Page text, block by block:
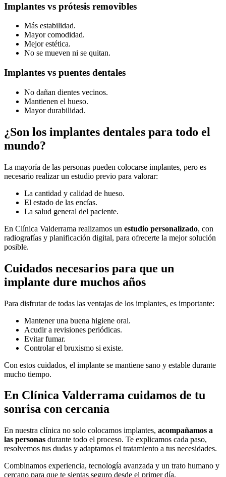
Implantes vs prótesis removibles
Más estabilidad.
Mayor comodidad.
Mejor estética.
No se mueven ni se quitan.
Implantes vs puentes dentales
No dañan dientes vecinos.
Mantienen el hueso.
Mayor durabilidad.
¿Son los implantes dentales para todo el
mundo?
La mayoría de las personas pueden colocarse implantes, pero es
necesario realizar un estudio previo para valorar:
La cantidad y calidad de hueso.
El estado de las encías.
La salud general del paciente.
En Clínica Valderrama realizamos un estudio personalizado, con
radiografías y planificación digital, para ofrecerte la mejor solución
posible.
Cuidados necesarios para que un
implante dure muchos años
Para disfrutar de todas las ventajas de los implantes, es importante:
Mantener una buena higiene oral.
Acudir a revisiones periódicas.
Evitar fumar.
Controlar el bruxismo si existe.
Con estos cuidados, el implante se mantiene sano y estable durante
mucho tiempo.
En Clínica Valderrama cuidamos de tu
sonrisa con cercanía
En nuestra clínica no solo colocamos implantes, acompañamos a
las personas durante todo el proceso. Te explicamos cada paso,
resolvemos tus dudas y adaptamos el tratamiento a tus necesidades.
Combinamos experiencia, tecnología avanzada y un trato humano y
cercano para que te sientas seguro desde el primer día.